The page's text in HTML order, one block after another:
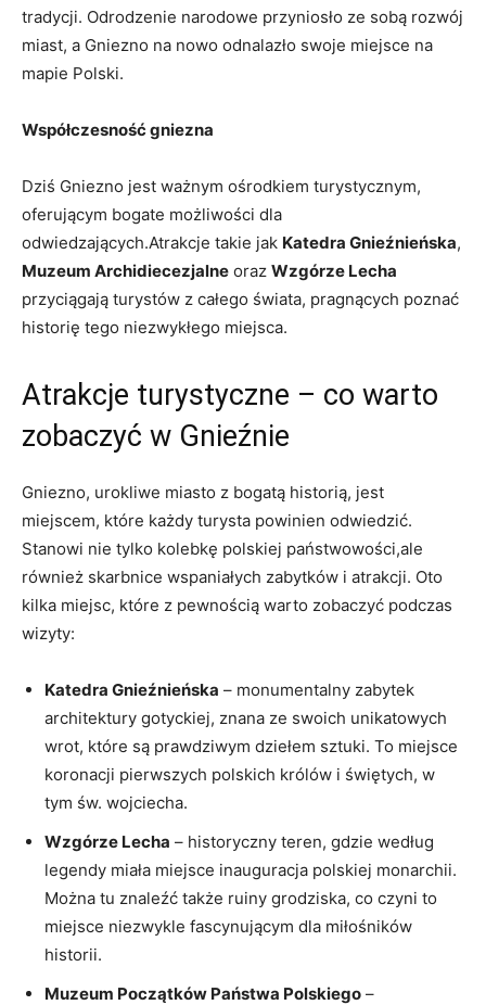
tradycji. ​Odrodzenie ⁢narodowe przyniosło⁣ ze sobą rozwój
miast, a ‍Gniezno na⁤ nowo ‍odnalazło swoje miejsce na
mapie Polski.
Współczesność gniezna
Dziś Gniezno ​jest‌ ważnym ośrodkiem⁢ turystycznym,
⁤oferującym bogate możliwości dla
odwiedzających.Atrakcje‌ takie jak Katedra ⁢Gnieźnieńska,
Muzeum Archidiecezjalne ‌oraz Wzgórze Lecha
⁣przyciągają‍ turystów z‍ całego‍ świata, pragnących⁤ poznać
historię tego niezwykłego⁤ miejsca.
Atrakcje turystyczne ⁢– co warto
zobaczyć w Gnieźnie
Gniezno, ‍urokliwe‍ miasto z bogatą⁢ historią,‍ jest
miejscem, które każdy turysta ​powinien odwiedzić.
Stanowi nie ‍tylko‍ kolebkę polskiej‌ państwowości,ale
również skarbnice‍ wspaniałych zabytków i ‌atrakcji. Oto
kilka miejsc, ​które z pewnością warto ‌zobaczyć⁢ podczas
wizyty:
Katedra Gnieźnieńska – monumentalny zabytek
architektury gotyckiej, znana ze swoich unikatowych
wrot, które są prawdziwym dziełem ‍sztuki. To miejsce ​
koronacji pierwszych polskich ⁣królów i świętych, w
⁤tym‍ św. wojciecha.
Wzgórze Lecha – ​historyczny teren, gdzie⁢ według⁢
legendy miała miejsce inauguracja polskiej ‌monarchii.
Można tu znaleźć⁤ także ruiny grodziska, ‌co czyni‍ to⁢
miejsce niezwykle fascynującym dla miłośników
historii.
Muzeum ⁢Początków Państwa Polskiego –